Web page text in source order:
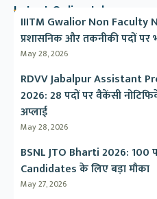
Latest Online Jobs
IIITM Gwalior Non Faculty
प्रशासनिक और तकनीकी पदों
May 28, 2026
RDVV Jabalpur Assistant
2026: 28 पदों पर वैकेंसी
अप्लाई
May 28, 2026
BSNL JTO Bharti 2026: 100
Candidates के लिए बड़ा मौका
May 27, 2026